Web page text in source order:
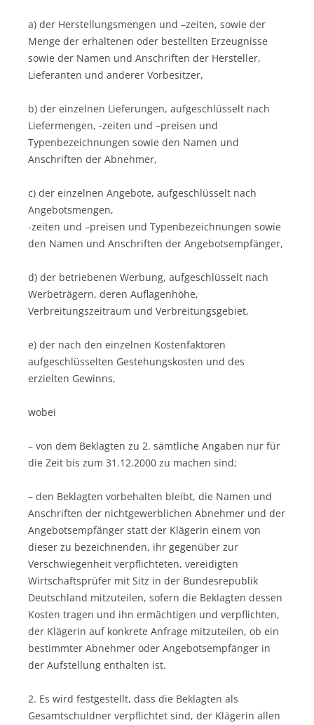
a) der Herstellungsmengen und –zeiten, sowie der
Menge der erhaltenen oder bestellten Erzeugnisse
sowie der Namen und Anschriften der Hersteller,
Lieferanten und anderer Vorbesitzer,
b) der einzelnen Lieferungen, aufgeschlüsselt nach
Liefermengen, -zeiten und –preisen und
Typenbezeichnungen sowie den Namen und
Anschriften der Abnehmer,
c) der einzelnen Angebote, aufgeschlüsselt nach
Angebotsmengen,
-zeiten und –preisen und Typenbezeichnungen sowie
den Namen und Anschriften der Angebotsempfänger,
d) der betriebenen Werbung, aufgeschlüsselt nach
Werbeträgern, deren Auflagenhöhe,
Verbreitungszeitraum und Verbreitungsgebiet,
e) der nach den einzelnen Kostenfaktoren
aufgeschlüsselten Gestehungskosten und des
erzielten Gewinns,
wobei
– von dem Beklagten zu 2. sämtliche Angaben nur für
die Zeit bis zum 31.12.2000 zu machen sind;
– den Beklagten vorbehalten bleibt, die Namen und
Anschriften der nichtgewerblichen Abnehmer und der
Angebotsempfänger statt der Klägerin einem von
dieser zu bezeichnenden, ihr gegenüber zur
Verschwiegenheit verpflichteten, vereidigten
Wirtschaftsprüfer mit Sitz in der Bundesrepublik
Deutschland mitzuteilen, sofern die Beklagten dessen
Kosten tragen und ihn ermächtigen und verpflichten,
der Klägerin auf konkrete Anfrage mitzuteilen, ob ein
bestimmter Abnehmer oder Angebotsempfänger in
der Aufstellung enthalten ist.
2. Es wird festgestellt, dass die Beklagten als
Gesamtschuldner verpflichtet sind, der Klägerin allen